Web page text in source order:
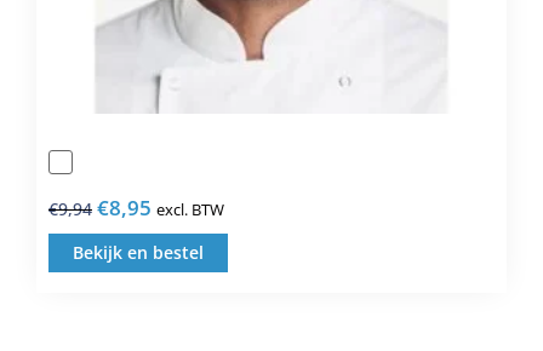
€9,94 Oorspronkelijke
prijs
was:
€8,95 Huidige
prijs
is:
excl. BTW
Bekijk en bestel
Dit